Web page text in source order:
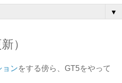
▼
）
ョンをする傍ら、GT5をやって